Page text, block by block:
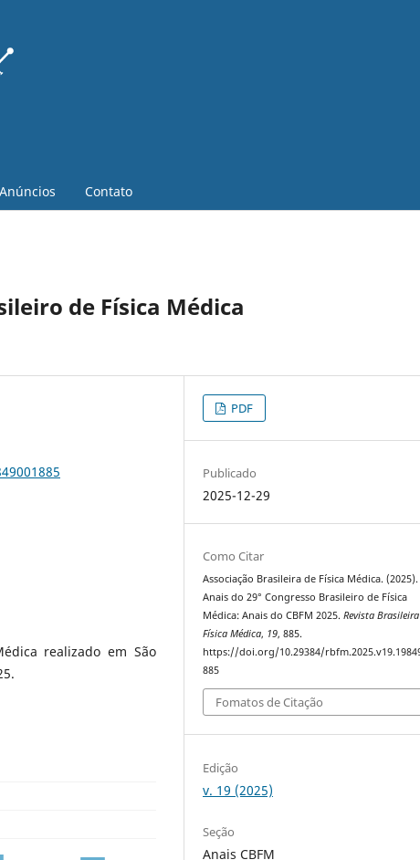
Anúncios Contato
de Física Médica
realizado em São
PDF
Publicado
2025-12-29
Como Citar
Associação Brasileira de Física Médica. (2025).
Anais do 29° Congresso Brasileiro de Física
Médica: Anais do CBFM 2025.Revista Brasileira
Física Médica, 19, 885.
https://doi.org/10.29384/
885
Fomatos de Citação
Edição
v. 19 (2025)
Seção
Anais CBFM